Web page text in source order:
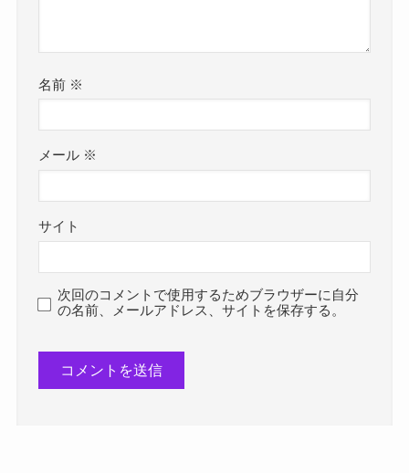
名前 ※
メール ※
サイト
次回のコメントで使用するためブラウザーに自分
の名前、メールアドレス、サイトを保存する。